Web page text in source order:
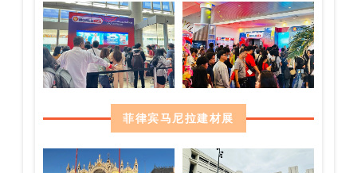
菲律宾马尼拉建材展